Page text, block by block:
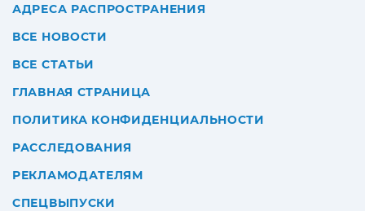
АДРЕСА РАСПРОСТРАНЕНИЯ
ВСЕ НОВОСТИ
ВСЕ СТАТЬИ
ГЛАВНАЯ СТРАНИЦА
ПОЛИТИКА КОНФИДЕНЦИАЛЬНОСТИ
РАССЛЕДОВАНИЯ
РЕКЛАМОДАТЕЛЯМ
СПЕЦВЫПУСКИ